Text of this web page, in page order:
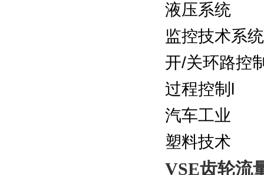
液压系统
监控技术系统
开/关环路控
过程控制l
汽车工业
塑料技术
VSE齿轮流